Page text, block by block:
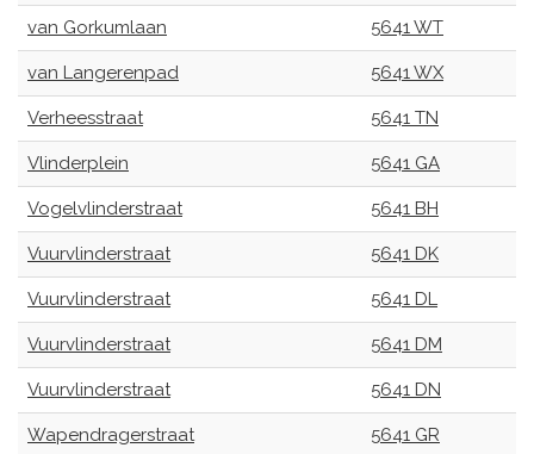
van Gorkumlaan 5641 WT
van Langerenpad 5641 WX
Verheesstraat 5641 TN
Vlinderplein 5641 GA
Vogelvlinderstraat 5641 BH
Vuurvlinderstraat 5641 DK
Vuurvlinderstraat 5641 DL
Vuurvlinderstraat 5641 DM
Vuurvlinderstraat 5641 DN
Wapendragerstraat 5641 GR